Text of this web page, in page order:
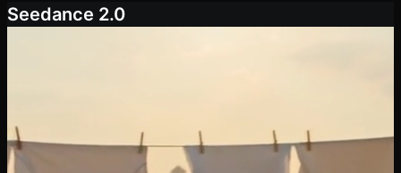
Seedance 2.0